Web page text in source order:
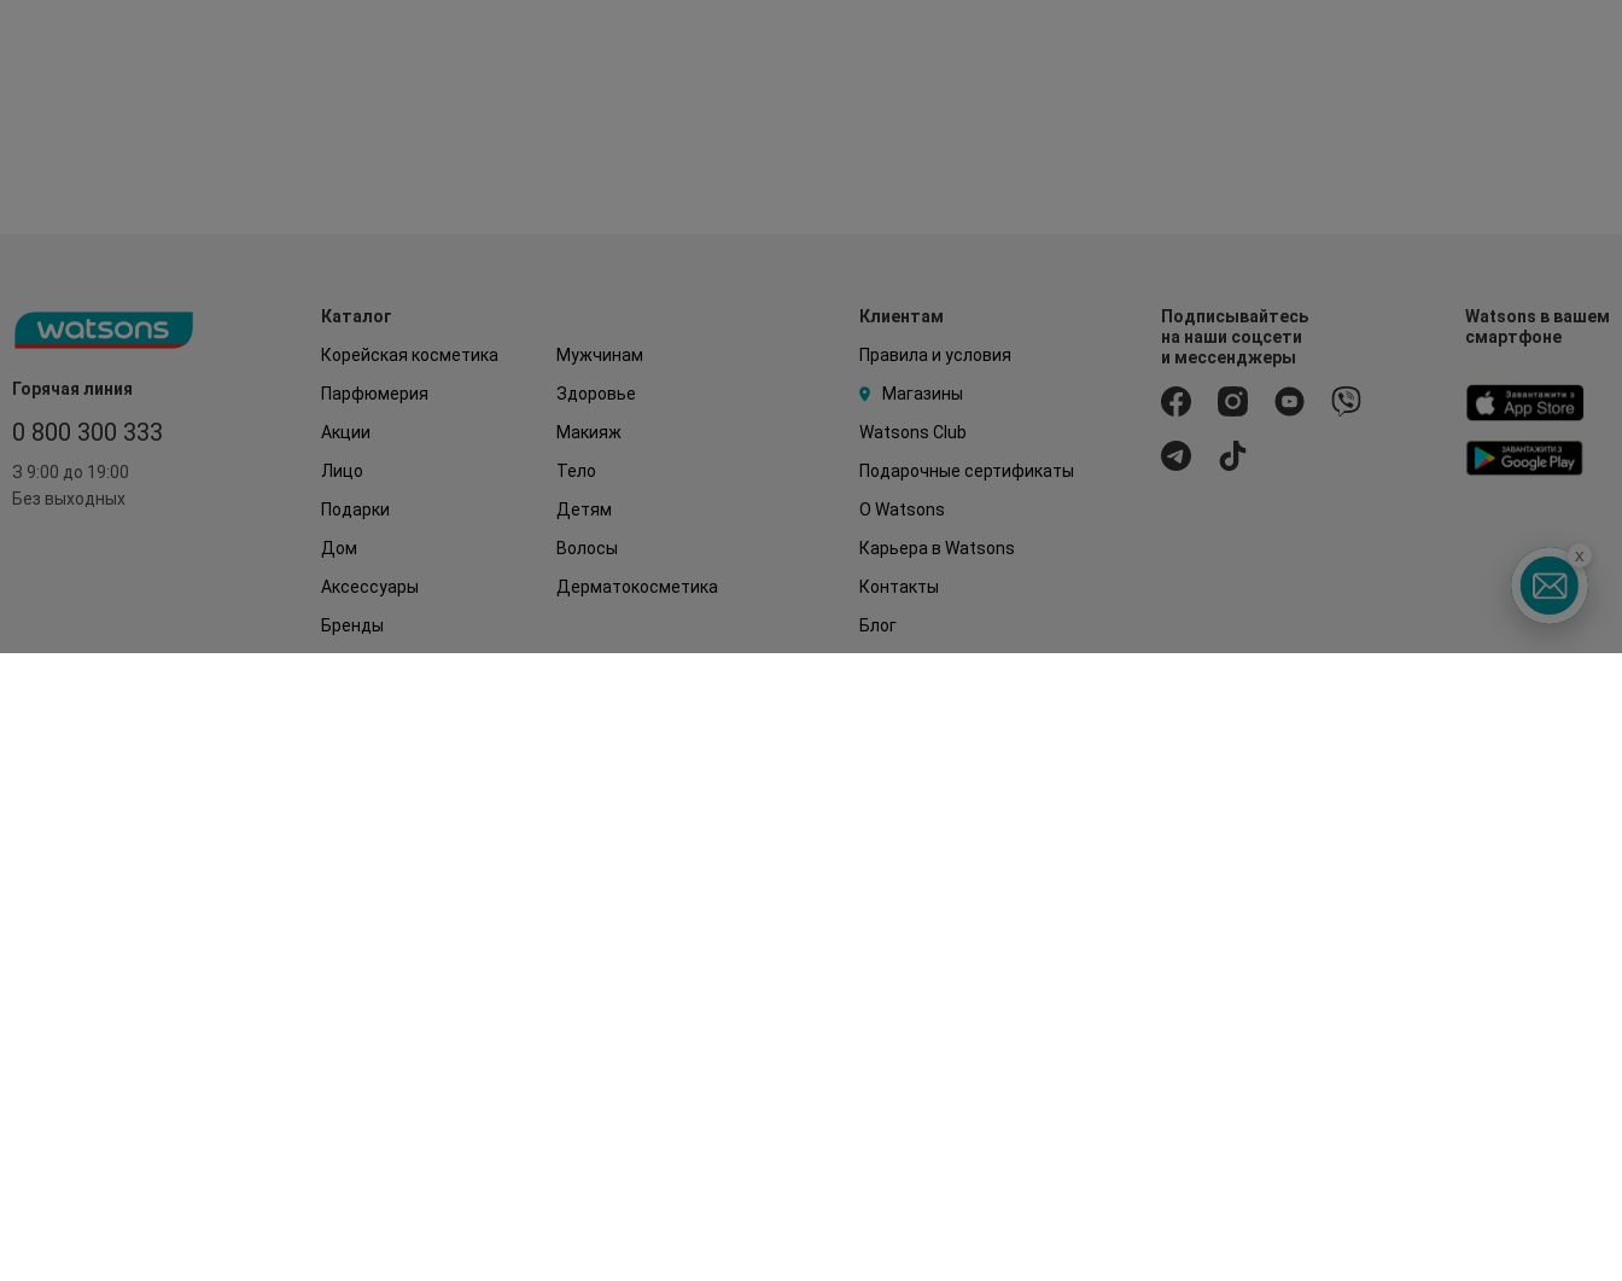
Горячая линия
0 800 300 333
З 9:00 до 19:00
Без выходных
Каталог
Корейская косметика
Мужчинам
Парфюмерия
Здоровье
Акции
Макияж
Лицо
Тело
Подарки
Детям
Дом
Волосы
Аксессуары
Дерматокосметика
Бренды
Клиентам
Правила и условия
Магазины
Watsons Club
Подарочные сертификаты
О Watsons
Карьера в Watsons
Контакты
Блог
Подписывайтесь
на наши соцсети
и мессенджеры
Watsons в вашем
смартфоне
x